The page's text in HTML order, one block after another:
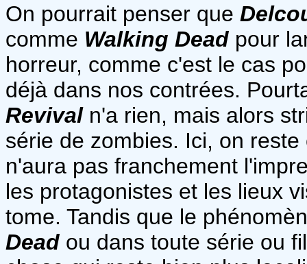
On pourrait penser que
comme Walking Dead pour
horreur, comme c'est le cas
déjà dans nos contrées.
Revivaln'a rien, mais alors
série de zombies. Ici, on
n'aura pas franchement
les protagonistes et les lieux
tome. Tandis que le
Dead ou dans toute série ou